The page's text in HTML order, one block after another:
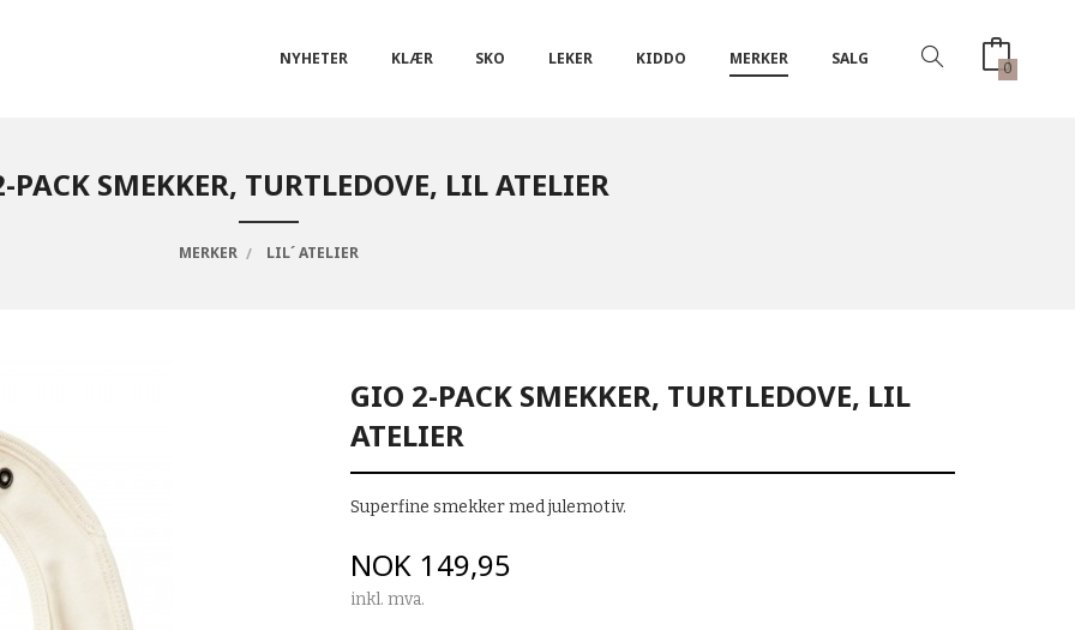
NYHETER KLÆR SKO LEKER KIDDO MERKER SALG 0
PACK SMEKKER, TURTLEDOVE, LIL ATELIER
MERKER LIL´ ATELIER
GIO 2-PACK SMEKKER, TURTLEDOVE, LIL
ATELIER
Superfine smekker med julemotiv.
Pris
NOK 149,95
inkl. mva.